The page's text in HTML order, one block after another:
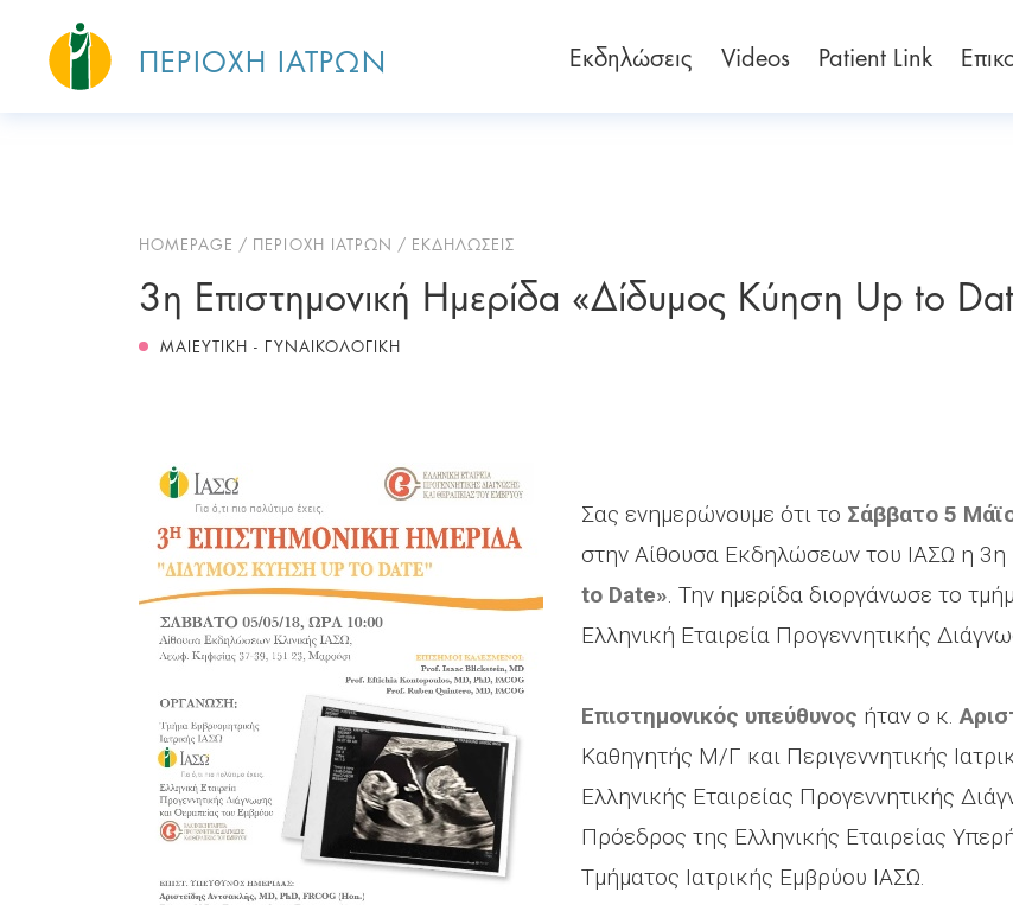
ΠΕΡΙΟΧΗ ΙΑΤΡΩΝ Εκδηλώσεις Videos Patient Link
HOMEPAGE ΠΕΡΙΟΧΗ ΙΑΤΡΩΝ ΕΚΔΗΛΩΣΕΙΣ
3η Επιστημονική Ημερίδα «Δίδυμος Κύηση Up to
ΜΑΙΕΥΤΙΚΗ - ΓΥΝΑΙΚΟΛΟΓΙΚΗ
Σας ενημερώνουμε ότι το Σάββατο 5
στην Αίθουσα Εκδηλώσεων του ΙΑΣΩ η 3η
to Date». Την ημερίδα διοργάνωσε το
Ελληνική Εταιρεία Προγεννητικής
Επιστημονικός υπεύθυνος ήταν ο κ.
Καθηγητής Μ/Γ και Περιγεννητικής
Ελληνικής Εταιρείας Προγεννητικής
Πρόεδρος της Ελληνικής Εταιρείας
Τμήματος Ιατρικής Εμβρύου ΙΑΣΩ.